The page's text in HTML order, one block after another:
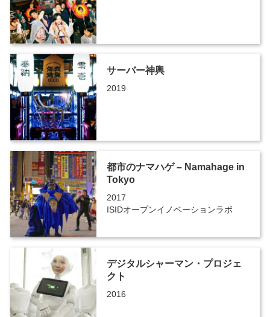
サーバー神輿
2019
都市のナマハゲ – Namahage in
Tokyo
2017
ISIDオープンイノベーションラボ
デジタルシャーマン・プロジェ
クト
2016